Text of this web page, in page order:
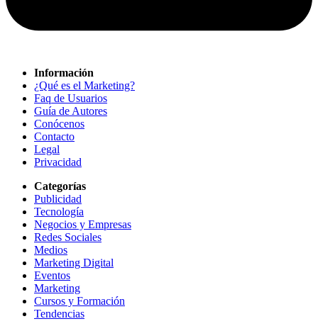
Información
¿Qué es el Marketing?
Faq de Usuarios
Guía de Autores
Conócenos
Contacto
Legal
Privacidad
Categorías
Publicidad
Tecnología
Negocios y Empresas
Redes Sociales
Medios
Marketing Digital
Eventos
Marketing
Cursos y Formación
Tendencias